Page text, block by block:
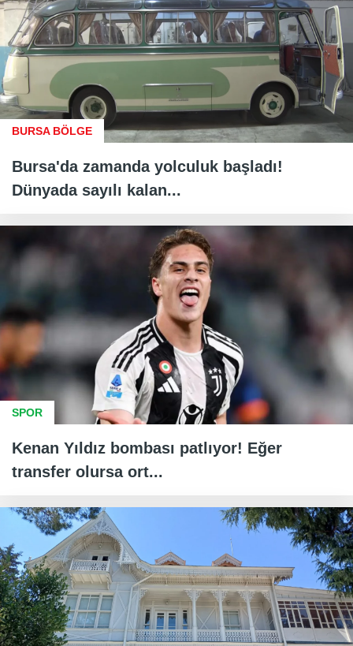
BURSA BÖLGE
Bursa'da zamanda yolculuk başladı!
Dünyada sayılı kalan...
SPOR
Kenan Yıldız bombası patlıyor! Eğer
transfer olursa ort...